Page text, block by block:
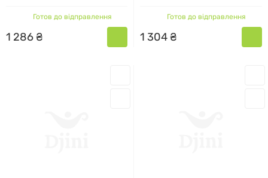
130 таблеток
Готов до відправлення
1 286₴
Фруктовий смак 150 жувальних
таблеток
Готов до відправлення
1 304₴